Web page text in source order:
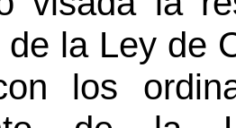
la Ley de
los